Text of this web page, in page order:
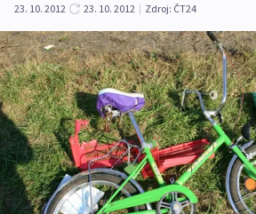
23. 10. 2012
23. 10. 2012 | Zdroj: ČT24